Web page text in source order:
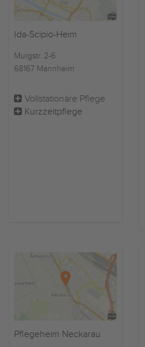
Ida-Scipio-Heim
Murgstr. 2-6
68167 Mannheim
Vollstationäre Pflege
Kurzzeitpflege
Pflegeheim Neckarau